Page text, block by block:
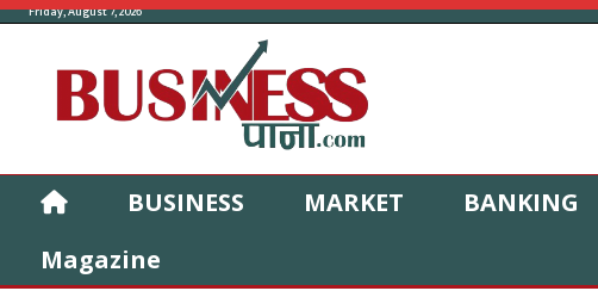
Friday, August 7, 2026
BUSINESS MARKET BANKING
Magazine